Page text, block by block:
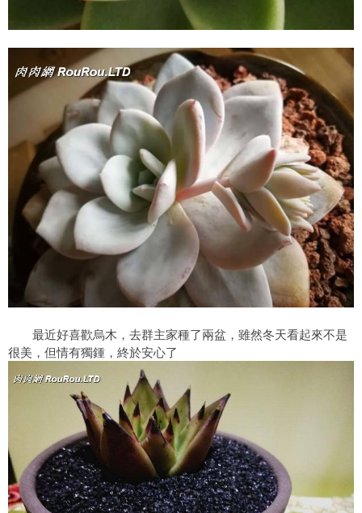
最近好喜歡烏木，去群主家種了兩盆，雖然冬天看起來不是
很美，但情有獨鍾，終於安心了